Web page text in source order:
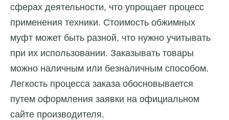
сферах деятельности, что упрощает процесс
применения техники. Стоимость обжимных
муфт может быть разной, что нужно учитывать
при их использовании. Заказывать товары
можно наличным или безналичным способом.
Легкость процесса заказа обосновывается
путем оформления заявки на официальном
сайте производителя.